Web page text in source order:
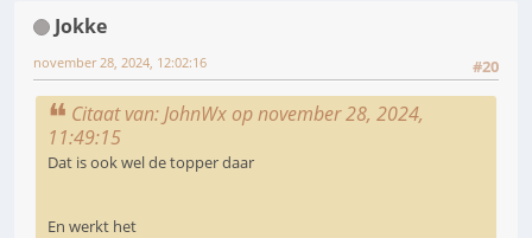
Jokke
#20
november 28, 2024, 12:02:16
Citaat van: JohnWx op november 28, 2024,
11:49:15
Dat is ook wel de topper daar
En werkt het